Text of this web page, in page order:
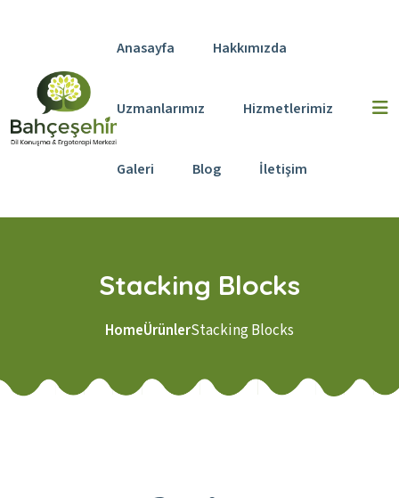
Anasayfa Hakkımızda
Uzmanlarımız Hizmetlerimiz
Galeri Blog İletişim
Stacking Blocks
HomeÜrünlerStacking Blocks